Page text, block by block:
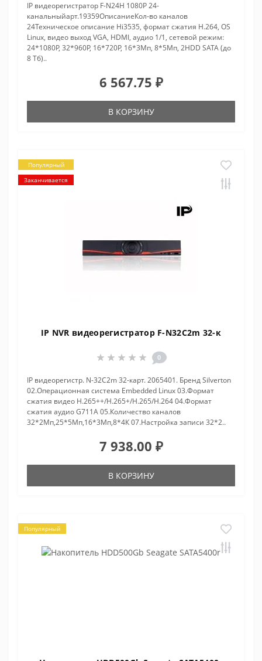
IP видеорегистратор F-N24H 1080P 24-
канальныйарт.19359ОписаниеКол-во каналов
24Техническое описание Hi3535, формат сжатия Н.264, OS
Linux, видео выход VGA, HDMI, аудио 1/1, сетевой режим:
24*1080P, 32*960P, 16*720P, 16*3Мп, 8*5Мп, 2HDD SATA (до
8 Тб)..
6 567.75 ₽
В КОРЗИНУ
Популярный
Заканчивается
IP NVR видеорегистратор F-N32C2m 32-к
0
IP видеорегистр. N-32C2m 32-карт. 2065401. Бренд Silverton
02.Операционная система Embedded Linux 03.Формат
сжатия видео H.265++/H.265+/H.265/H.264 04.Формат
сжатия аудио G711A 05.Количество каналов
32*2Мп,25*5Мп,16*3Мп,8*4К 07.Настройка записи 32*2..
7 938.00 ₽
В КОРЗИНУ
Популярный